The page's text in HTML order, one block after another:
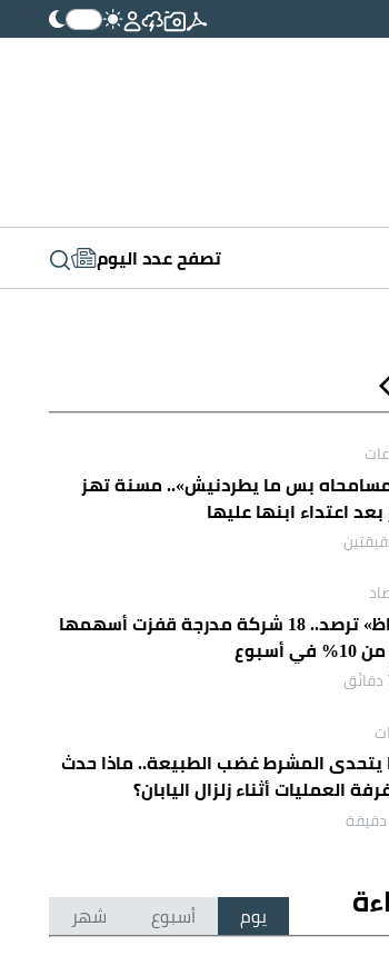
تصفح عدد اليوم
مسامحاه بس ما يطردنيش».. مسنة تهز
اعتداء ابنها عليها
«عكاظ» ترصد.. 18 شركة مدرجة قفزت أسهمها
أسبوع
يتحدى المشرط غضب الطبيعة.. ماذا حدث
العمليات أثناء زلزال اليابان؟
يوم أسبوع شهر